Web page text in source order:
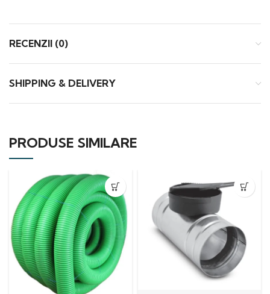
RECENZII (0)
SHIPPING & DELIVERY
PRODUSE SIMILARE